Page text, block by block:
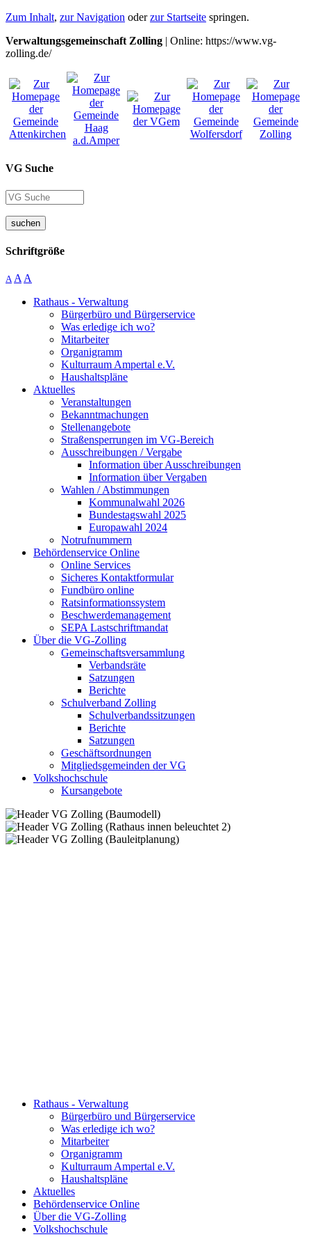
Zum Inhalt, zur Navigation oderzur Startseite springen.
Verwaltungsgemeinschaft Zolling | Online: https://www.vg-
zolling.de/
VG Suche
suchen
Schriftgröße
A A A
Rathaus - Verwaltung
Bürgerbüro und Bürgerservice
Was erledige ich wo?
Mitarbeiter
Organigramm
Kulturraum Ampertal e.V.
Haushaltspläne
Aktuelles
Veranstaltungen
Bekanntmachungen
Stellenangebote
Straßensperrungen im VG-Bereich
Ausschreibungen / Vergabe
Information über Ausschreibungen
Information über Vergaben
Wahlen / Abstimmungen
Kommunalwahl 2026
Bundestagswahl 2025
Europawahl 2024
Notrufnummern
Behördenservice Online
Online Services
Sicheres Kontaktformular
Fundbüro online
Ratsinformationssystem
Beschwerdemanagement
SEPA Lastschriftmandat
Über die VG-Zolling
Gemeinschaftsversammlung
Verbandsräte
Satzungen
Berichte
Schulverband Zolling
Schulverbandssitzungen
Berichte
Satzungen
Geschäftsordnungen
Mitgliedsgemeinden der VG
Volkshochschule
Kursangebote
Rathaus - Verwaltung
Bürgerbüro und Bürgerservice
Was erledige ich wo?
Mitarbeiter
Organigramm
Kulturraum Ampertal e.V.
Haushaltspläne
Aktuelles
Behördenservice Online
Über die VG-Zolling
Volkshochschule